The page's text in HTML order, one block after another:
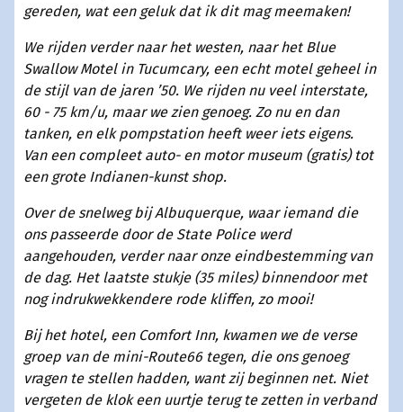
gereden, wat een geluk dat ik dit mag meemaken!
We rijden verder naar het westen, naar het Blue
Swallow Motel in Tucumcary, een echt motel geheel in
de stijl van de jaren ’50. We rijden nu veel interstate,
60 - 75 km/u, maar we zien genoeg. Zo nu en dan
tanken, en elk pompstation heeft weer iets eigens.
Van een compleet auto- en motor museum (gratis) tot
een grote Indianen-kunst shop.
Over de snelweg bij Albuquerque, waar iemand die
ons passeerde door de State Police werd
aangehouden, verder naar onze eindbestemming van
de dag. Het laatste stukje (35 miles) binnendoor met
nog indrukwekkendere rode kliffen, zo mooi!
Bij het hotel, een Comfort Inn, kwamen we de verse
groep van de mini-Route66 tegen, die ons genoeg
vragen te stellen hadden, want zij beginnen net. Niet
vergeten de klok een uurtje terug te zetten in verband